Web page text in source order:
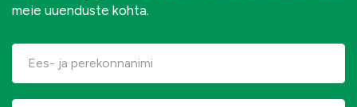
meie uuenduste kohta.